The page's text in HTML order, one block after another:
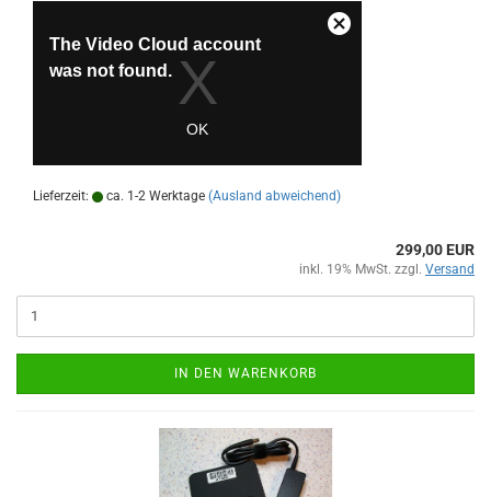
Lieferzeit: ca. 1-2 Werktage (Ausland abweichend)
299,00 EUR
inkl. 19% MwSt. zzgl. Versand
IN DEN WARENKORB